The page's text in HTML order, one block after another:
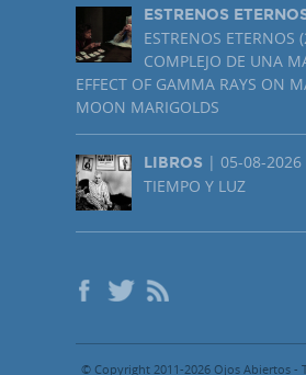
ESTRENOS
ESTRENOS ETERNOS
COMPLEJO DE UNA
EFFECT OF GAMMA RAYS ON
MOON MARIGOLDS
LIBROS | 05-08-2026
TIEMPO Y LUZ
© Copyright 2011-2026 Ojos Abiertos -